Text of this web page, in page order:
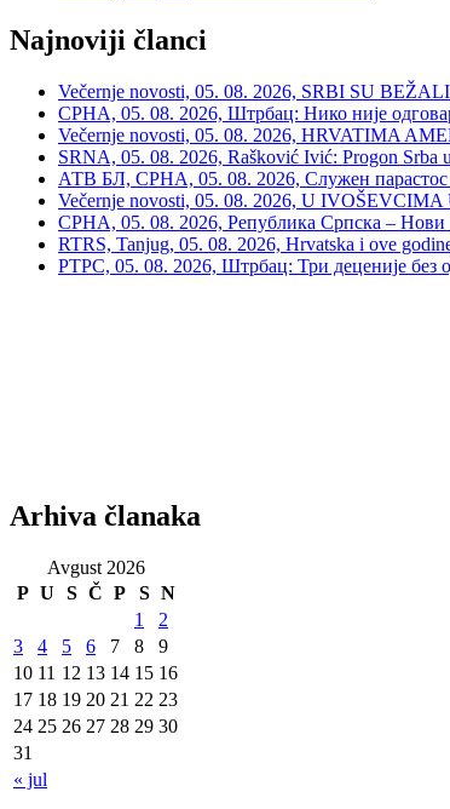
Najnoviji članci
Večernje novosti, 05. 08. 2026, SRBI SU
СРНА, 05. 08. 2026, Штрбац: Нико није
Večernje novosti, 05. 08. 2026, HRVATIMA
SRNA, 05. 08. 2026, Rašković Ivić: Progon Srba
АТВ БЛ, СРНА, 05. 08. 2026, Служен
Večernje novosti, 05. 08. 2026, U IVOŠEVCIMA
СРНА, 05. 08. 2026, Република Српска – Нови
RTRS, Tanjug, 05. 08. 2026, Hrvatska i ove
РТРС, 05. 08. 2026, Штрбац: Три деценије без
Arhiva članaka
Avgust 2026
P U S Č P S N
« jul
1
2
3
4 5 6 7 8
9
10 11 12 13 14 15 16
17 18 19 20 21 22 23
24 25 26 27 28 29 30
31